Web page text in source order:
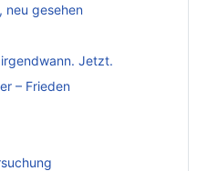
neu gesehen
Jetzt.
– Frieden